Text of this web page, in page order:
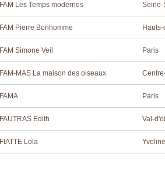
FAM Les Temps modernes Seine-
FAM Pierre Bonhomme
FAM Simone Veil Paris
FAM-MAS La maison des oiseaux
FAMA Paris
FAUTRAS Edith Val-
FIATTE Lola